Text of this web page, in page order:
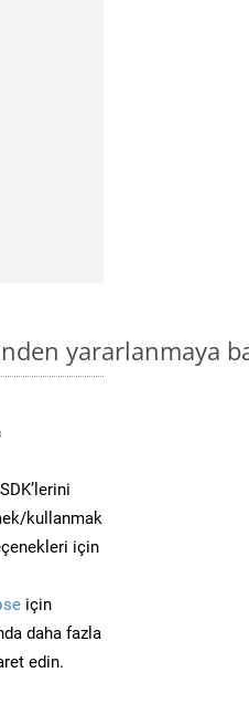
yararlanmaya
kullanmak
için
için
daha fazla
edin.